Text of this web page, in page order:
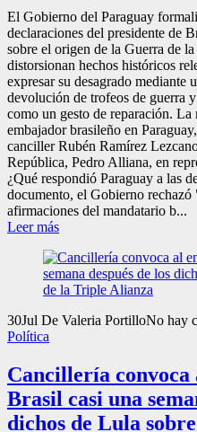
El Gobierno del Paraguay
declaraciones del presidente de
sobre el origen de la Guerra de
distorsionan hechos históricos
expresar su desagrado mediante
devolución de trofeos de guerra
como un gesto de reparación.
embajador brasileño en
canciller Rubén Ramírez
República, Pedro Alliana, en
¿Qué respondió Paraguay a las
documento, el Gobierno
afirmaciones del mandatario b...
Leer más
30Jul De Valeria PortilloNo hay
Política
Cancillería convoca
Brasil casi una
dichos de Lula